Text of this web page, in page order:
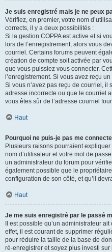
Je suis enregistré mais je ne peux
Vérifiez, en premier, votre nom
corrects, il y a deux possibilités :
Si la gestion COPPA est active et si
lors de l’enregistrement, alors vous
courriel. Certains forums peuvent
création de compte soit activée par
que vous puissiez vous connecter.
l’enregistrement. Si vous avez reçu
Si vous n’avez pas reçu de courriel, il
adresse incorrecte ou que le courriel
vous êtes sûr de l’adresse courriel
Haut
Pourquoi ne puis-je pas me
Plusieurs raisons pourraient
nom d’utilisateur et votre mot de
un administrateur du forum pour
également possible que le
configuration de son côté, et qu’il
Haut
Je me suis enregistré par le passé
Il est possible qu’un administrateur
effet, il est courant de supprimer
pour réduire la taille de la base de
ré-enregistrer et soyez plus investi sur